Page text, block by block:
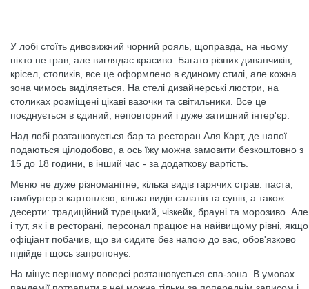
У лобі стоїть дивовижний чорний рояль, щоправда, на ньому
ніхто не грав, але виглядає красиво. Багато різних диванчиків,
крісел, столиків, все це оформлено в єдиному стилі, але кожна
зона чимось виділяється. На стелі дизайнерські люстри, на
столиках розміщені цікаві вазочки та світильники. Все це
поєднується в єдиний, неповторний і дуже затишний інтер'єр.
Над лобі розташовується бар та ресторан Аля Карт, де напої
подаються цілодобово, а ось їжу можна замовити безкоштовно з
15 до 18 години, в інший час - за додаткову вартість.
Меню не дуже різноманітне, кілька видів гарячих страв: паста,
гамбургер з картоплею, кілька видів салатів та супів, а також
десерти: традиційний турецький, чізкейк, брауні та морозиво. Але
і тут, як і в ресторані, персонал працює на найвищому рівні, якщо
офіціант побачив, що ви сидите без напою до вас, обов'язково
підійде і щось запропонує.
На мінус першому поверсі розташовується спа-зона. В умовах